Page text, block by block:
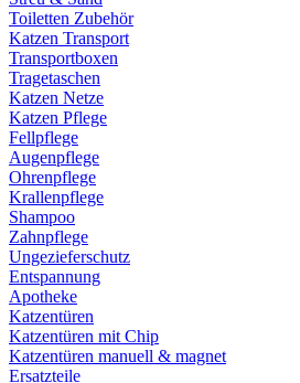
Toiletten Zubehör
Katzen Transport
Transportboxen
Tragetaschen
Katzen Netze
Katzen Pflege
Fellpflege
Augenpflege
Ohrenpflege
Krallenpflege
Shampoo
Zahnpflege
Ungezieferschutz
Entspannung
Apotheke
Katzentüren
Katzentüren mit Chip
Katzentüren manuell & magnet
Ersatzteile